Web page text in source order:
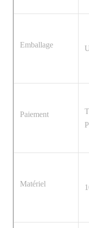
Emballage
Paiement
Matériel